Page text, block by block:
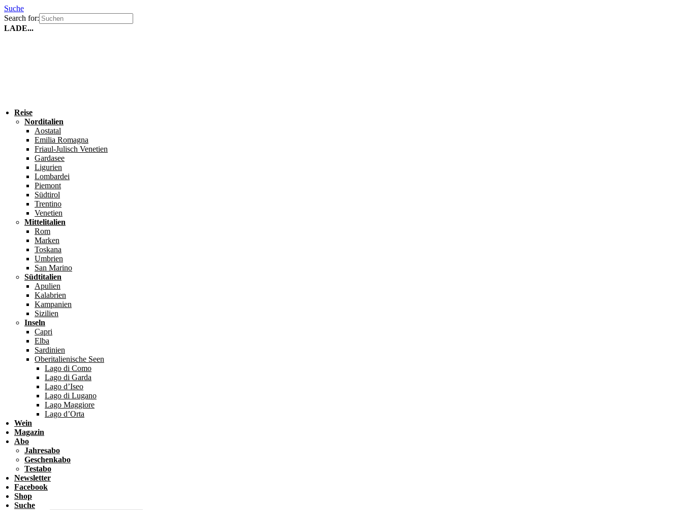
Suche
Search for:
LADE...
Reise
Norditalien
Aostatal
Emilia Romagna
Friaul-Julisch Venetien
Gardasee
Ligurien
Lombardei
Piemont
Südtirol
Trentino
Venetien
Mittelitalien
Rom
Marken
Toskana
Umbrien
San Marino
Südtitalien
Apulien
Kalabrien
Kampanien
Sizilien
Inseln
Capri
Elba
Sardinien
Oberitalienische Seen
Lago di Como
Lago di Garda
Lago d’Iseo
Lago di Lugano
Lago Maggiore
Lago d’Orta
Wein
Magazin
Abo
Jahresabo
Geschenkabo
Testabo
Newsletter
Facebook
Shop
Suche